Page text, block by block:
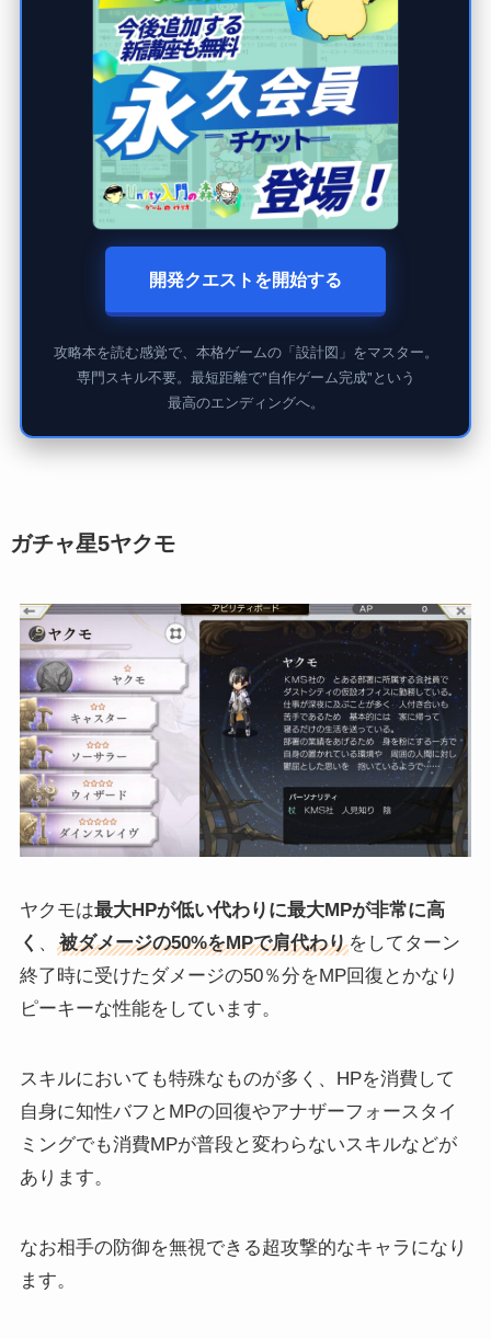
開発クエストを開始する
攻略本を読む感覚で、本格ゲームの「設計図」をマスター。
専門スキル不要。最短距離で"自作ゲーム完成"という
最高のエンディングへ。
ガチャ星5ヤクモ
ヤクモは最大HPが低い代わりに最大MPが非常に高
く 、 被ダメージの50%をMPで肩代わりをしてターン
終了時に受けたダメージの50％分をMP回復とかなり
ピーキーな性能をしています。
スキルにおいても特殊なものが多く、HPを消費して
自身に知性バフとMPの回復やアナザーフォースタイ
ミングでも消費MPが普段と変わらないスキルなどが
あります。
なお相手の防御を無視できる超攻撃的なキャラになり
ます。